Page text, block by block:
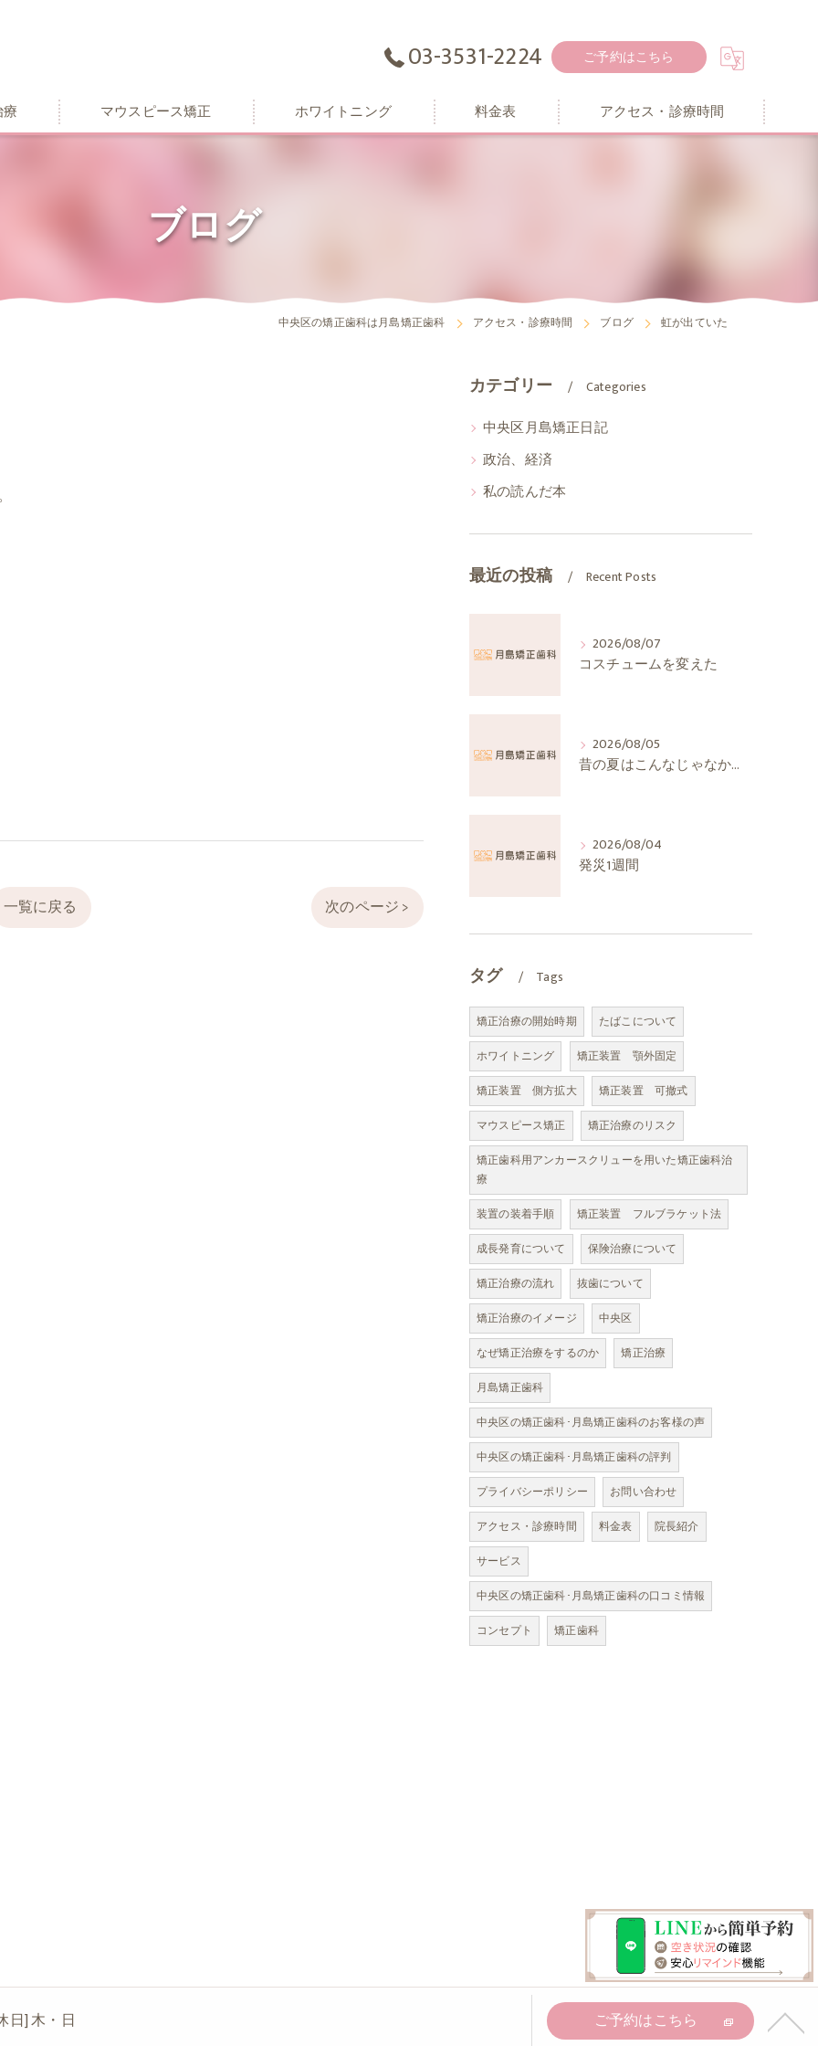
03-3531-2224 ご予約はこちら
マウスピース矯正 ホワイトニング 料金表 アクセス・診療時間
ブログ
中央区の矯正歯科は月島矯正歯科 アクセス・診療時間 ブログ 虹が出ていた
一覧に戻る 次のページ >
カテゴリー Categories
中央区月島矯正日記
政治、経済
私の読んだ本
最近の投稿 Recent Posts
2026/08/07
コスチュームを変えた
2026/08/05
昔の夏はこんなじゃなかったか
2026/08/04
発災1週間
タグ Tags
矯正治療の開始時期
たばこについて
ホワイトニング
矯正装置 顎外固定
矯正装置 側方拡大
矯正装置 可撤式
マウスピース矯正
矯正治療のリスク
矯正歯科用アンカースクリューを用いた矯正歯科治
療
装置の装着手順
矯正装置 フルブラケット法
成長発育について
保険治療について
矯正治療の流れ
抜歯について
矯正治療のイメージ
中央区
なぜ矯正治療をするのか
矯正治療
月島矯正歯科
中央区の矯正歯科･月島矯正歯科のお客様の声
中央区の矯正歯科･月島矯正歯科の評判
プライバシーポリシー
お問い合わせ
アクセス・診療時間
料金表
院長紹介
サービス
中央区の矯正歯科･月島矯正歯科の口コミ情報
コンセプト
矯正歯科
日] 木・日 ご予約はこちら